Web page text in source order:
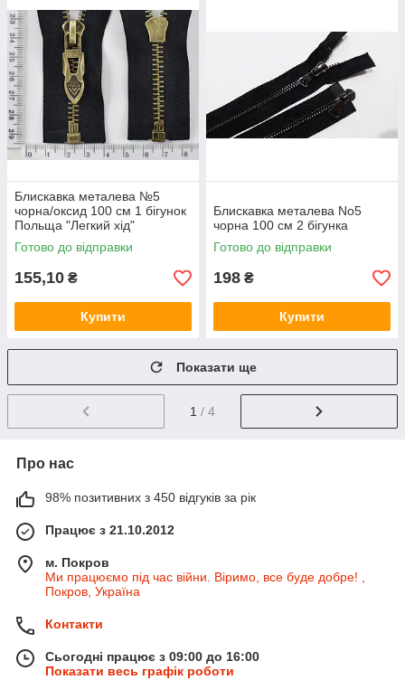
Блискавка металева №5
чорна/оксид 100 см 1 бігунок
Польща "Легкий хід"
Готово до відправки
155,10 ₴
Купити
Блискавка металева No5
чорна 100 см 2 бігунка
Готово до відправки
198 ₴
Купити
Показати ще
1 / 4
Про нас
98% позитивних з 450 відгуків за рік
Працює з 21.10.2012
м. Покров
Ми працюємо під час війни. Віримо, все буде добре! ,
Покров, Україна
Контакти
Сьогодні працює з 09:00 до 16:00
Показати весь графік роботи